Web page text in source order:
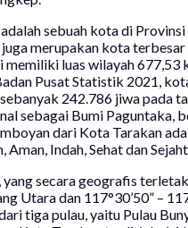
sebuah kota di
juga merupakan kota
memiliki luas wilayah 677,53
Pusat Statistik 2021,
242.786 jiwa pada
sebagai Bumi Paguntaka,
dari Kota Tarakan
Aman, Indah, Sehat dan
secara geografis terletak
Utara dan 117°30’50” –
tiga pulau, yaitu Pulau